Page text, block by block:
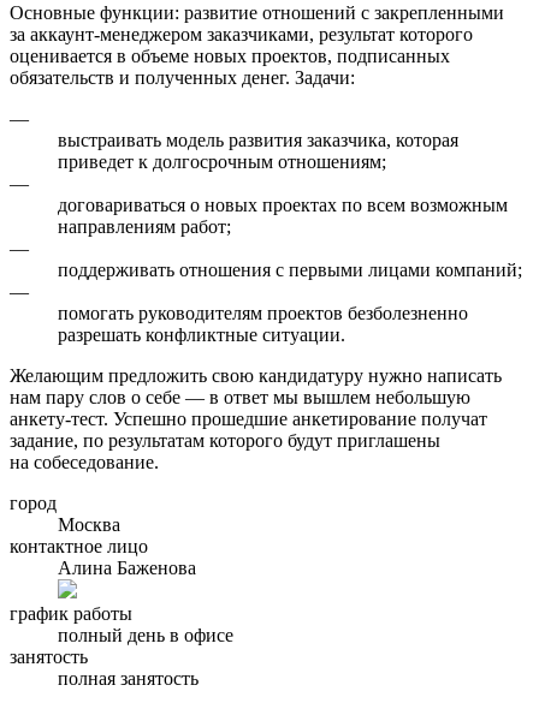
Основные функции: развитие отношений с закрепленными
за аккаунт-менеджером заказчиками, результат которого
оценивается в объеме новых проектов, подписанных
обязательств и полученных денег. Задачи:
—
выстраивать модель развития заказчика, которая
приведет к долгосрочным отношениям;
—
договариваться о новых проектах по всем возможным
направлениям работ;
—
поддерживать отношения с первыми лицами компаний;
—
помогать руководителям проектов безболезненно
разрешать конфликтные ситуации.
Желающим предложить свою кандидатуру нужно написать
нам пару слов о себе — в ответ мы вышлем небольшую
анкету-тест. Успешно прошедшие анкетирование получат
задание, по результатам которого будут приглашены
на собеседование.
город
Москва
контактное лицо
Алина Баженова
график работы
полный день в офисе
занятость
полная занятость